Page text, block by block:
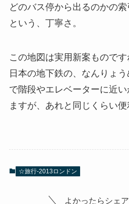
どのバス停から出るのかの
という、丁寧さ。
この地図は実用新案ものです
日本の地下鉄の、なんりょ
で階段やエレベーターに近
ますが、あれと同じくらい便
☆旅行-2013ロンドン
よかったらシェ